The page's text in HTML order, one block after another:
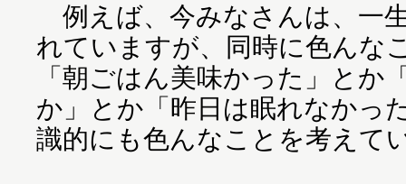
例えば、今みなさんは、一
れていますが、同時に色んな
「朝ごはん美味かった」とか
か」とか「昨日は眠れなかっ
識的にも色んなことを考えて